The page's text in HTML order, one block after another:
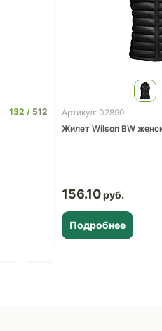
132
512
Артикул: 02890
Жилет Wilson BW
156.10
Подробнее